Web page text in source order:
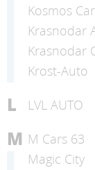
Kosmos
Krasnodar
Krasnodar
Krost-Auto
L LVL AUTO
M M Cars 63
Magic City